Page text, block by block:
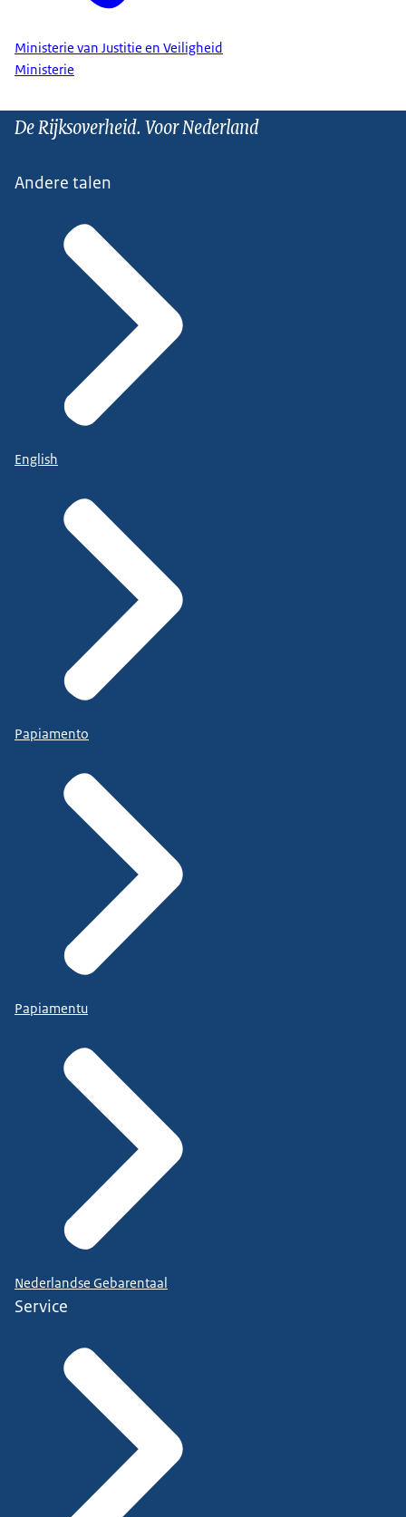
Ministerie van Justitie en Veiligheid
Ministerie
De Rijksoverheid. Voor Nederland
Andere talen
English
Papiamento
Papiamentu
Nederlandse Gebarentaal
Service